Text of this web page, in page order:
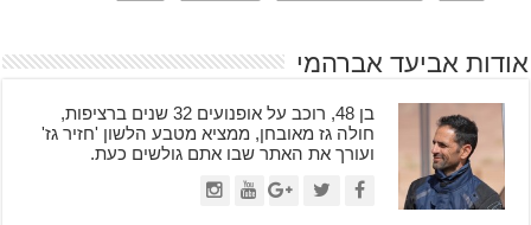
אודות אביעד אברהמי
בן 48, רוכב על אופנועים 32 שנים ברציפות,
חולה גז מאובחן, ממציא מטבע הלשון 'חזיר גז'
ועורך את האתר שבו אתם גולשים כעת.